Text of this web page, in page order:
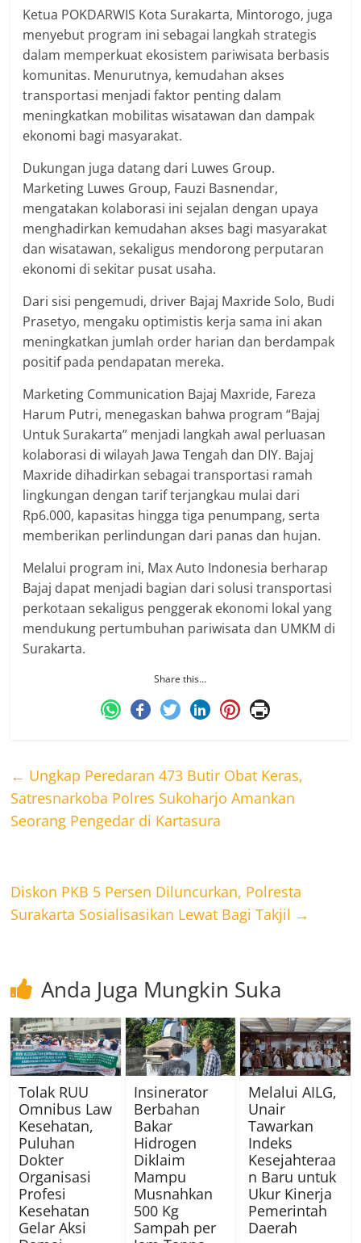
Ketua POKDARWIS Kota Surakarta, Mintorogo, juga
menyebut program ini sebagai langkah strategis
dalam memperkuat ekosistem pariwisata berbasis
komunitas. Menurutnya, kemudahan akses
transportasi menjadi faktor penting dalam
meningkatkan mobilitas wisatawan dan dampak
ekonomi bagi masyarakat.
Dukungan juga datang dari Luwes Group.
Marketing Luwes Group, Fauzi Basnendar,
mengatakan kolaborasi ini sejalan dengan upaya
menghadirkan kemudahan akses bagi masyarakat
dan wisatawan, sekaligus mendorong perputaran
ekonomi di sekitar pusat usaha.
Dari sisi pengemudi, driver Bajaj Maxride Solo, Budi
Prasetyo, mengaku optimistis kerja sama ini akan
meningkatkan jumlah order harian dan berdampak
positif pada pendapatan mereka.
Marketing Communication Bajaj Maxride, Fareza
Harum Putri, menegaskan bahwa program “Bajaj
Untuk Surakarta” menjadi langkah awal perluasan
kolaborasi di wilayah Jawa Tengah dan DIY. Bajaj
Maxride dihadirkan sebagai transportasi ramah
lingkungan dengan tarif terjangkau mulai dari
Rp6.000, kapasitas hingga tiga penumpang, serta
memberikan perlindungan dari panas dan hujan.
Melalui program ini, Max Auto Indonesia berharap
Bajaj dapat menjadi bagian dari solusi transportasi
perkotaan sekaligus penggerak ekonomi lokal yang
mendukung pertumbuhan pariwisata dan UMKM di
Surakarta.
Share this…
← Ungkap Peredaran 473 Butir Obat Keras,
Satresnarkoba Polres Sukoharjo Amankan
Seorang Pengedar di Kartasura
Diskon PKB 5 Persen Diluncurkan, Polresta
Surakarta Sosialisasikan Lewat Bagi Takjil →
Anda Juga Mungkin Suka
Tolak RUU
Omnibus Law
Kesehatan,
Puluhan
Dokter
Organisasi
Profesi
Kesehatan
Gelar Aksi
Insinerator
Berbahan
Bakar
Hidrogen
Diklaim
Mampu
Musnahkan
500 Kg
Sampah per
Melalui AILG,
Unair
Tawarkan
Indeks
Kesejahteraa
n Baru untuk
Ukur Kinerja
Pemerintah
Daerah